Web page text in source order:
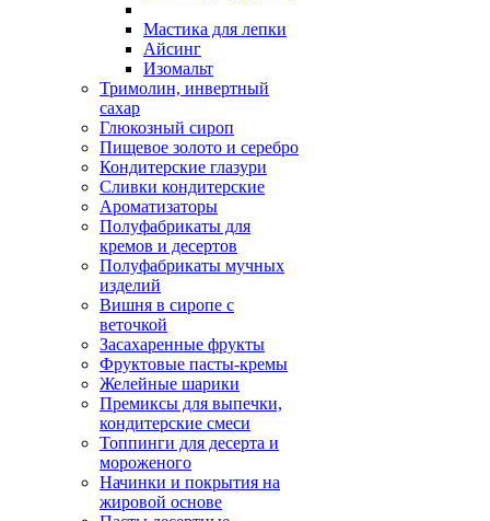
Мастика для лепки
Айсинг
Изомальт
Тримолин, инвертный
сахар
Глюкозный сироп
Пищевое золото и серебро
Кондитерские глазури
Сливки кондитерские
Ароматизаторы
Полуфабрикаты для
кремов и десертов
Полуфабрикаты мучных
изделий
Вишня в сиропе с
веточкой
Засахаренные фрукты
Фруктовые пасты-кремы
Желейные шарики
Премиксы для выпечки,
кондитерские смеси
Топпинги для десерта и
мороженого
Начинки и покрытия на
жировой основе